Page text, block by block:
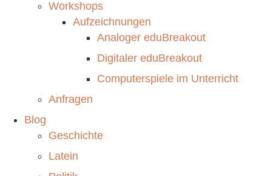
Workshops
Aufzeichnungen
Analoger eduBreakout
Digitaler eduBreakout
Computerspiele im Unterricht
Anfragen
Blog
Geschichte
Latein